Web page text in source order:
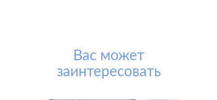
Вас может
заинтересовать